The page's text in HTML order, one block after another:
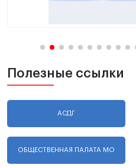
Полезные ссылки
АСДГ
ОБЩЕСТВЕННАЯ ПАЛАТА МО